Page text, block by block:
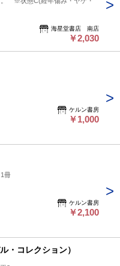
海星堂書店 南店
￥2,030
ケルン書房
￥1,000
冊
ケルン書房
￥2,100
・コレクション）